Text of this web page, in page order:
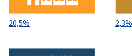
20,5% 2,3%